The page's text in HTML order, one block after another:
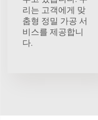
리는 고객에게 맞
춤형 정밀 가공 서
비스를 제공합니
다.